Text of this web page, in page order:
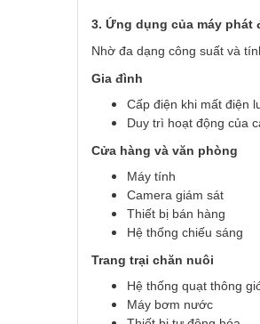
3. Ứng dụng của máy phát
Nhờ đa dạng công suất và
Gia đình
Cấp điện khi mất điện
Duy trì hoạt động của
Cửa hàng và văn phòng
Máy tính
Camera giám sát
Thiết bị bán hàng
Hệ thống chiếu sáng
Trang trại chăn nuôi
Hệ thống quạt thông
Máy bơm nước